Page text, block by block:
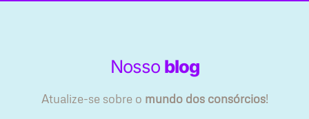
Nosso blog
Atualize-se sobre o mundo dos consórcios!